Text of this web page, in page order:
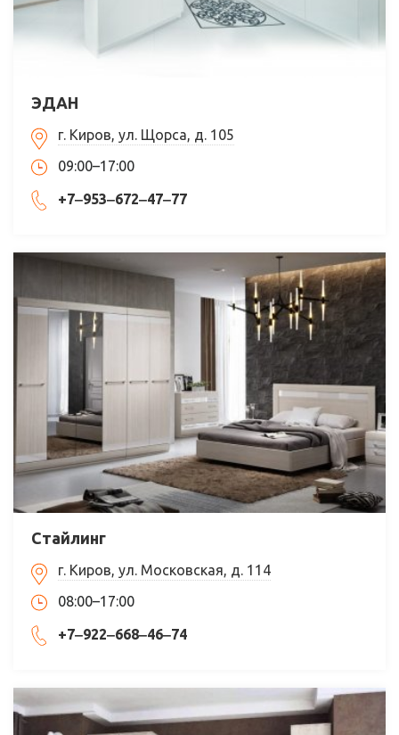
ЭДАН
г. Киров, ул. Щорса, д. 105
09:00–17:00
+7‒953‒672‒47‒77
Стайлинг
г. Киров, ул. Московская, д. 114
08:00–17:00
+7‒922‒668‒46‒74